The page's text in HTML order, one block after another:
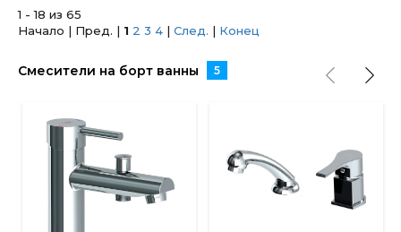
1 - 18 из 65
Начало | Пред. | 1 2 3 4 | След. | Конец
Смесители на борт ванны 5